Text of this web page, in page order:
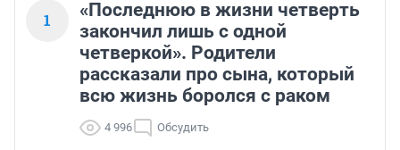
1
«Последнюю в жизни четверть
закончил лишь с одной
четверкой». Родители
рассказали про сына, который
всю жизнь боролся с раком
4 996 Обсудить